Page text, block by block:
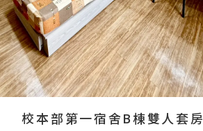
校本部第一宿舍B棟雙人套房